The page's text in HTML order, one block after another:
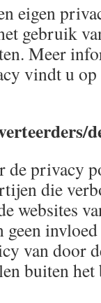
eigen
gebruik
Meer
vindt u op
de privacy
die
websites
van door
buiten